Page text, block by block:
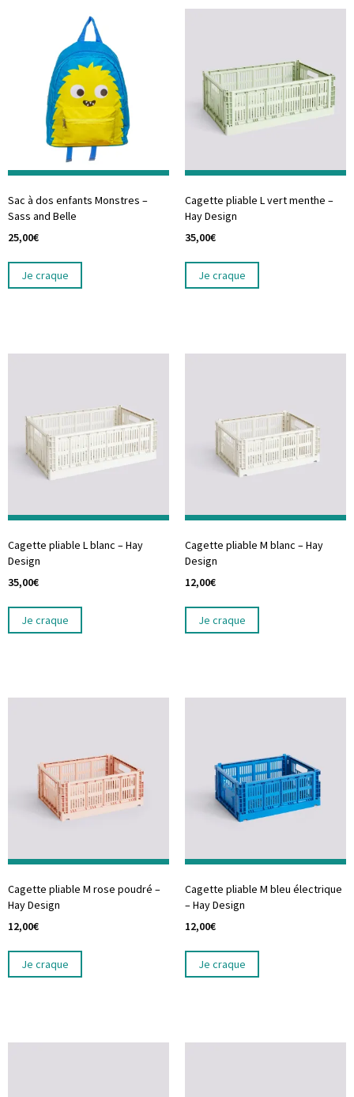
Sac à dos enfants Monstres –
Sass and Belle
25,00€
Je craque
Cagette pliable L vert menthe –
Hay Design
35,00€
Je craque
Cagette pliable L blanc – Hay
Design
35,00€
Je craque
Cagette pliable M blanc – Hay
Design
12,00€
Je craque
Cagette pliable M rose poudré –
Hay Design
12,00€
Je craque
Cagette pliable M bleu électrique
– Hay Design
12,00€
Je craque